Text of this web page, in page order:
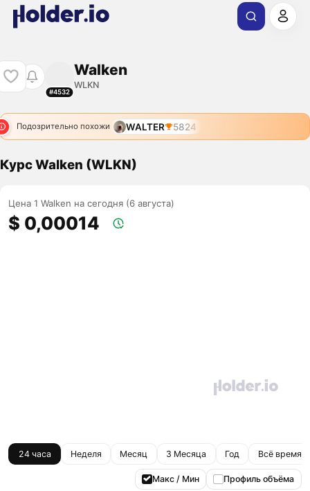
#4532
Walken
WLKN
Подозрительно похожи WALTER 5824
Курс Walken (WLKN)
Цена 1 Walken на сегодня (6 августа)
$ 0,00014
24 часа Неделя Месяц 3 Месяца Год Всё время
Макс / Мин Профиль объёма